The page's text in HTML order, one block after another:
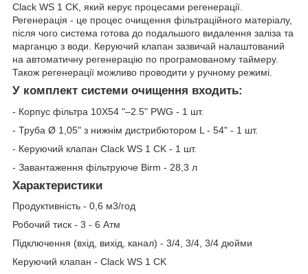
Clack WS 1 CK, який керує процесами регенерації.
Регенерація - це процес очищення фільтраційного матеріалу,
після чого система готова до подальшого видалення заліза та
марганцю з води. Керуючий клапан зазвичай налаштований
на автоматичну регенерацію по програмованому таймеру.
Також регенерації можливо проводити у ручному режимі.
У комплект системи очищення входить:
- Корпус фільтра 10X54 "–2.5" PWG - 1 шт.
- Труба Ø 1,05" з нижнім дистрибютором L - 54" - 1 шт.
- Керуючий клапан Clack WS 1 CK - 1 шт.
- Завантаження фільтруюче Birm - 28,3 л
Характеристики
Продуктивність - 0,6 м3/год
Робочий тиск - 3 - 6 Атм
Підключення (вхід, вихід, канал) - 3/4, 3/4, 3/4 дюйми
Керуючий клапан - Clack WS 1 CK